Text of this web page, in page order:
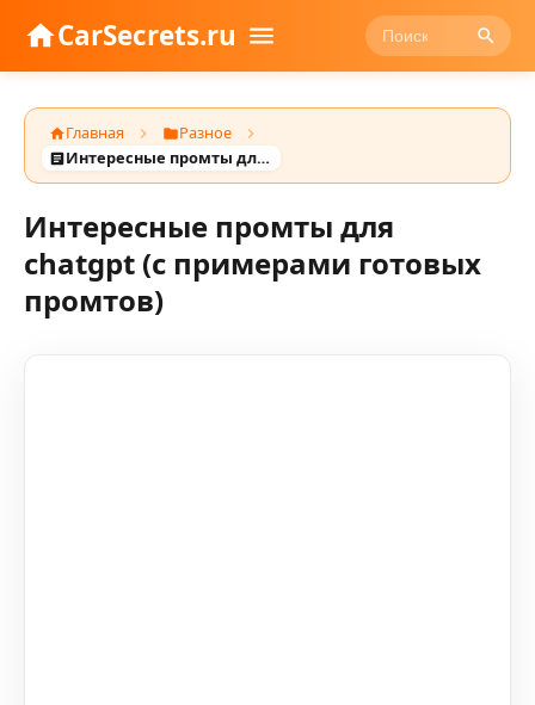
CarSecrets.ru
Главная
Разное
Интересные промты для chatgpt (с примерами готовых промтов)
Интересные промты для
chatgpt (с примерами готовых
промтов)